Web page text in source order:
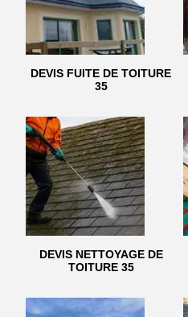
DEVIS FUITE DE TOITURE
35
DEVIS NETTOYAGE DE
TOITURE 35